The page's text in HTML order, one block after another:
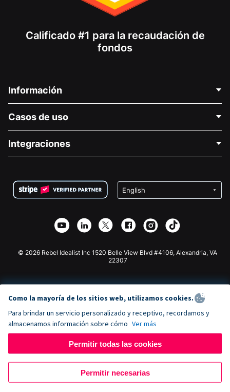
Calificado #1 para la recaudación de
fondos
Información
Acerca de nosotros
Carreras
Privacidad
Asociación de afiliados
Casos de uso
Recaudación de fondos para fines médicos
Recaudación de fondos para escuelas
Integraciones
Plugin de donaciones de Wix
Aplicación de donaciones de Webflow
Donaciones de Joomla
© 2026 Rebel Idealist Inc 1520 Belle View Blvd #4106, Alexandria, VA
22307
Como la mayoría de los sitios web, utilizamos cookies.
Para brindar un servicio personalizado y receptivo, recordamos y
almacenamos información sobre cómo Ver más
Permitir todas las cookies
Permitir necesarias